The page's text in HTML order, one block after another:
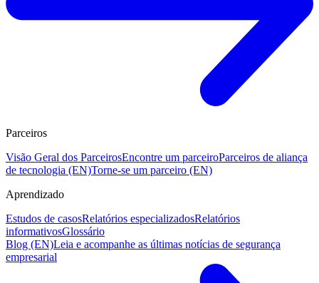
Parceiros
Visão Geral dos ParceirosEncontre um parceiroParceiros de aliança
de tecnologia (EN)Torne-se um parceiro (EN)
Aprendizado
Estudos de casosRelatórios especializadosRelatórios
informativosGlossário
Blog (EN)Leia e acompanhe as últimas notícias de segurança
empresarial